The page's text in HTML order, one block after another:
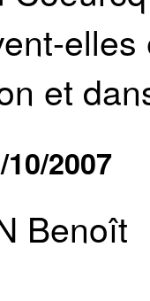
et
10/2007
Benoît